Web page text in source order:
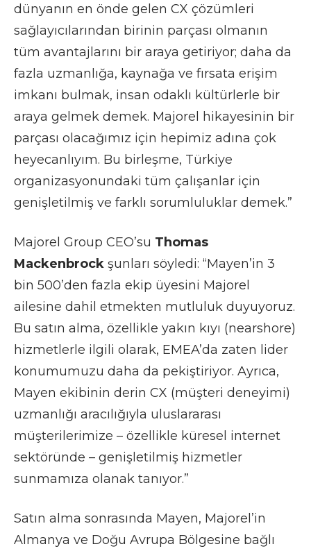
dünyanın en önde gelen CX çözümleri
sağlayıcılarından birinin parçası olmanın
tüm avantajlarını bir araya getiriyor; daha da
fazla uzmanlığa, kaynağa ve fırsata erişim
imkanı bulmak, insan odaklı kültürlerle bir
araya gelmek demek. Majorel hikayesinin bir
parçası olacağımız için hepimiz adına çok
heyecanlıyım. Bu birleşme, Türkiye
organizasyonundaki tüm çalışanlar için
genişletilmiş ve farklı sorumluluklar demek.”
Majorel Group CEO’su Thomas
Mackenbrock şunları söyledi: “Mayen’in 3
bin 500’den fazla ekip üyesini Majorel
ailesine dahil etmekten mutluluk duyuyoruz.
Bu satın alma, özellikle yakın kıyı (nearshore)
hizmetlerle ilgili olarak, EMEA’da zaten lider
konumumuzu daha da pekiştiriyor. Ayrıca,
Mayen ekibinin derin CX (müşteri deneyimi)
uzmanlığı aracılığıyla uluslararası
müşterilerimize – özellikle küresel internet
sektöründe – genişletilmiş hizmetler
sunmamıza olanak tanıyor.”
Satın alma sonrasında Mayen, Majorel’in
Almanya ve Doğu Avrupa Bölgesine bağlı